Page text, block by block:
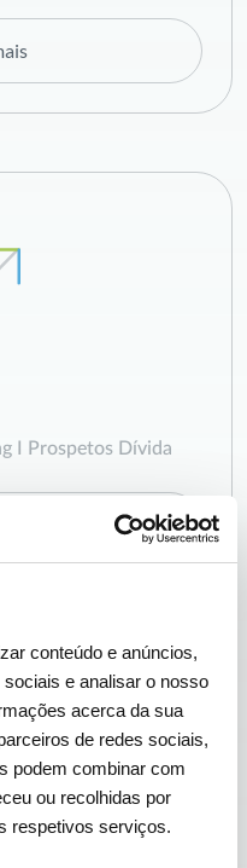
conteúdo e anúncios,
e analisar o nosso
acerca da sua
de redes sociais,
podem combinar com
ou recolhidas por
respetivos serviços.
I Prospetos Dívida